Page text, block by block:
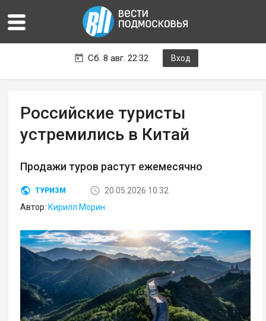
Сб. 8 авг. 22:32 Вход
Российские туристы
устремились в Китай
Продажи туров растут ежемесячно
ТУРИЗМ
20.05.2026 10:32
Автор: Кирилл Морин